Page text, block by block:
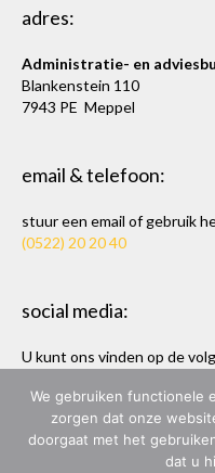
adres:
Administratie- en
Blankenstein 110
7943 PE Meppel
email & telefoon:
stuur een email of gebruik
(0522) 20 20 40
social media:
U kunt ons vinden op de
We gebruiken functionele
zorgen dat onze
doorgaat met het
dat u